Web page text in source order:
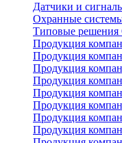
Датчики и
Охранные
Типовые
Продукция
Продукция
Продукция
Продукция
Продукция
Продукция
Продукция
Продукция